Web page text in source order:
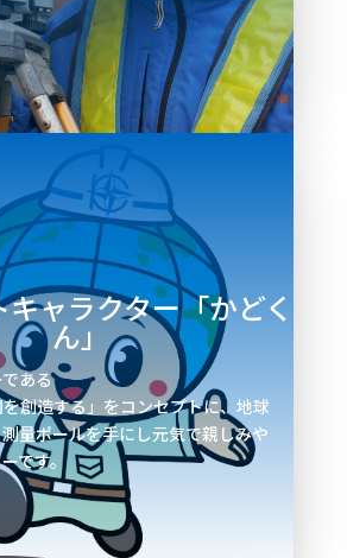
ャラクター「かどく
ん」
ある
を創造する」をコンセプトに、地球
量ポールを手にし元気で親しみや
です。